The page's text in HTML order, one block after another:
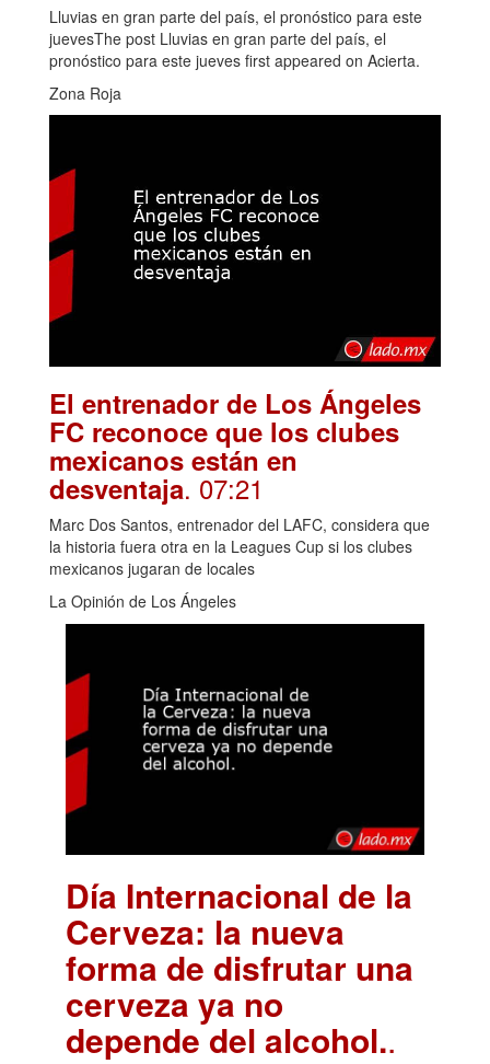
Lluvias en gran parte del país, el pronóstico para este
juevesThe post Lluvias en gran parte del país, el
pronóstico para este jueves first appeared on Acierta.
Zona Roja
El entrenador de Los Ángeles
FC reconoce que los clubes
mexicanos están en
desventaja. 07:21
Marc Dos Santos, entrenador del LAFC, considera que
la historia fuera otra en la Leagues Cup si los clubes
mexicanos jugaran de locales
La Opinión de Los Ángeles
Día Internacional de la
Cerveza: la nueva
forma de disfrutar una
cerveza ya no
depende del alcohol..